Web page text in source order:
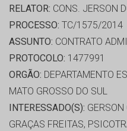
RELATOR: CONS. JERSON
PROCESSO: TC/1575/2014
ASSUNTO: CONTRATO
PROTOCOLO: 1477991
ORGÃO: DEPARTAMENTO
MATO GROSSO DO SUL
INTERESSADO(S):
GRAÇAS FREITAS,